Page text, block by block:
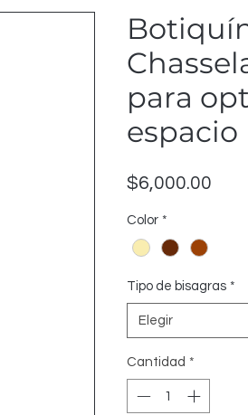
para
espacio
$6,000.00
Color *
Tipo de bisagras *
Elegir
Cantidad *